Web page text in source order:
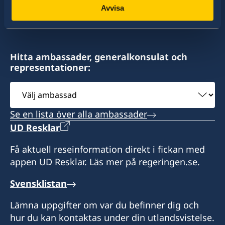
Avvisa
av drygt 100 utlandsmyndigheter.
Hitta ambassader, generalkonsulat och
representationer:
Välj
ambassad
Se en lista över alla ambassader
UD Resklar
Få aktuell reseinformation direkt i fickan med
appen UD Resklar. Läs mer på regeringen.se.
Svensklistan
Lämna uppgifter om var du befinner dig och
hur du kan kontaktas under din utlandsvistelse.